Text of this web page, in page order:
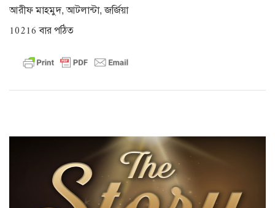
আরীফ মাহমুদ, আটলান্টা, জর্জিয়া
10216 বার পঠিত